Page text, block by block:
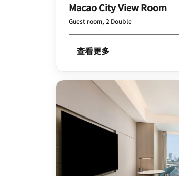
Macao City View Room
Guest room, 2 Double
查看更多